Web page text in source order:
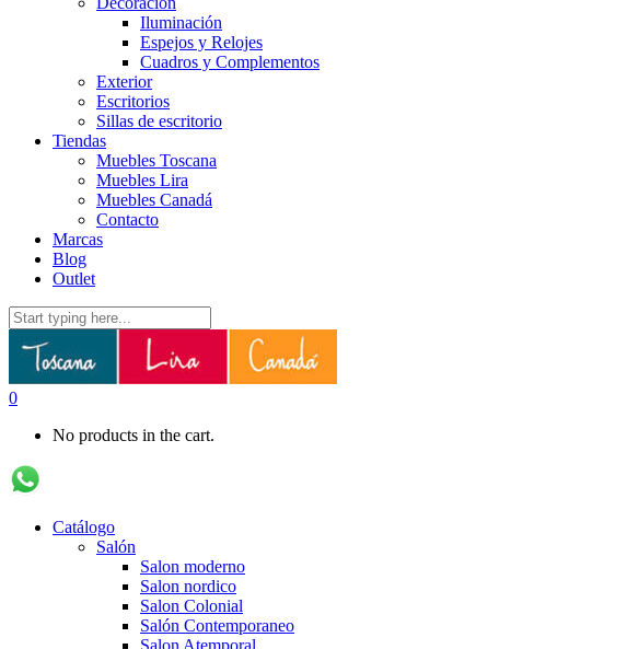
Iluminación
Espejos y Relojes
Cuadros y Complementos
Exterior
Escritorios
Sillas de escritorio
Tiendas
Muebles Toscana
Muebles Lira
Muebles Canadá
Contacto
Marcas
Blog
Outlet
0
No products in the cart.
Catálogo
Salón
Salon moderno
Salon nordico
Salon Colonial
Salón Contemporaneo
Salon Atemporal